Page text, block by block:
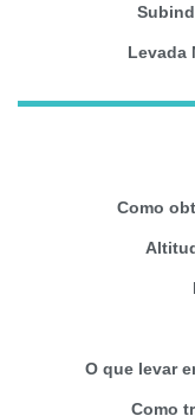
Levada
Como
O que levar
Como